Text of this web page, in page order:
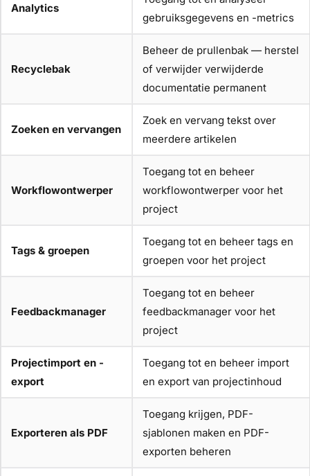
Analytics
gebruiksgegevens en -metrics
Recyclebak
Beheer de prullenbak — herstel
of verwijder verwijderde
documentatie permanent
Zoeken en vervangen
Zoek en vervang tekst over
meerdere artikelen
Workflowontwerper
Toegang tot en beheer
workflowontwerper voor het
project
Tags & groepen
Toegang tot en beheer tags en
groepen voor het project
Feedbackmanager
Toegang tot en beheer
feedbackmanager voor het
project
Projectimport en -
export
Toegang tot en beheer import
en export van projectinhoud
Exporteren als PDF
Toegang krijgen, PDF-
sjablonen maken en PDF-
exporten beheren